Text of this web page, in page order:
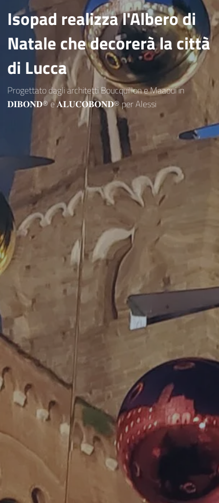
Isopad realizza l'Albero di
Natale che decorerà la città
di Lucca
Progettato dagli architetti Boucquillon e Maaoui in
𝐃𝐈𝐁𝐎𝐍𝐃® e 𝐀𝐋𝐔𝐂𝐎𝐁𝐎𝐍𝐃® per Alessi